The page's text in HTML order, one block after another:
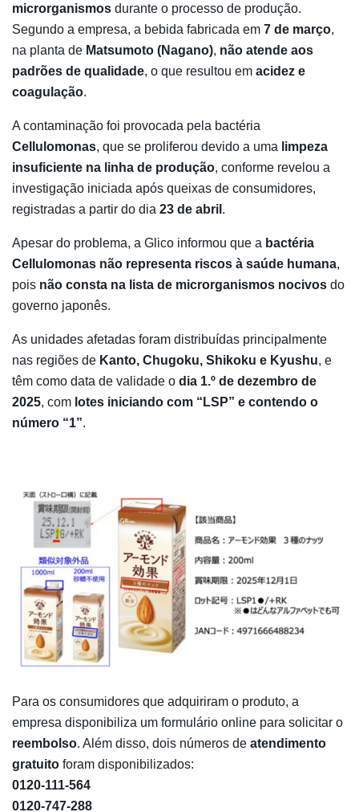
microrganismos durante o processo de produção.
Segundo a empresa, a bebida fabricada em 7 de março,
na planta de Matsumoto (Nagano), não atende aos
padrões de qualidade, o que resultou em acidez e
coagulação.
A contaminação foi provocada pela bactéria
Cellulomonas, que se proliferou devido a uma limpeza
insuficiente na linha de produção, conforme revelou a
investigação iniciada após queixas de consumidores,
registradas a partir do dia 23 de abril .
Apesar do problema, a Glico informou que a bactéria
Cellulomonas não representa riscos à saúde humana,
pois não consta na lista de microrganismos nocivos do
governo japonês.
As unidades afetadas foram distribuídas principalmente
nas regiões de Kanto, Chugoku, Shikoku e Kyushu, e
têm como data de validade o dia 1.º de dezembro de
2025, com lotes iniciando com “LSP” e contendo o
número “1”.
Para os consumidores que adquiriram o produto, a
empresa disponibiliza um formulário online para solicitar o
reembolso. Além disso, dois números de atendimento
gratuito foram disponibilizados:
0120-111-564
0120-747-288